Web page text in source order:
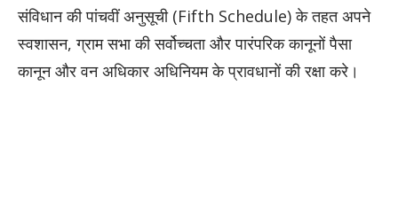
संविधान की पांचवीं अनुसूची (Fifth Schedule) के तहत अपने
स्वशासन, ग्राम सभा की सर्वोच्चता और पारंपरिक कानूनों पैसा
कानून और वन अधिकार अधिनियम के प्रावधानों की रक्षा करे।